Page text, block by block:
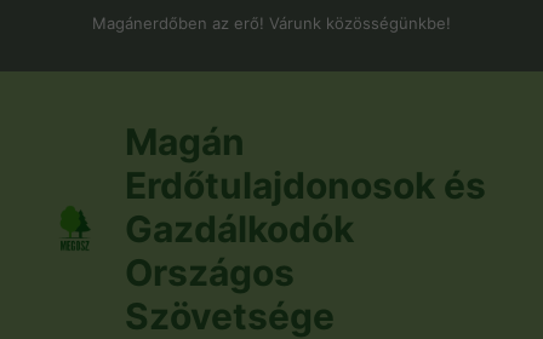
Magánerdőben az erő! Várunk közösségünkbe!
Magán
Erdőtulajdonosok és
Gazdálkodók
Országos
Szövetsége